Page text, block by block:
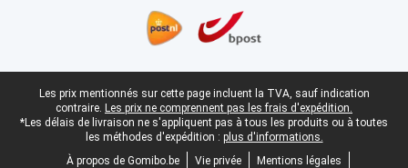
Pied-de-page légal
Les prix mentionnés sur cette page incluent la TVA, sauf indication
contraire. Les prix ne comprennent pas les frais d'expédition.
*Les délais de livraison ne s'appliquent pas à tous les produits ou à toutes
les méthodes d'expédition : plus d'informations.
À propos de Gomibo.be
Vie privée
Mentions légales